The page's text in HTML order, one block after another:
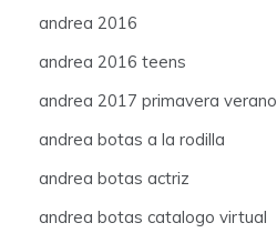
andrea 2016
andrea 2016 teens
andrea 2017 primavera verano
andrea botas a la rodilla
andrea botas actriz
andrea botas catalogo virtual